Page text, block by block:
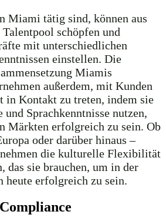
Miami tätig sind, können aus
schöpfen und
mit unterschiedlichen
einstellen. Die
Miamis
außerdem, mit Kunden
in Kontakt zu treten, indem sie
Sprachkenntnisse nutzen,
Märkten erfolgreich zu sein. Ob
oder darüber hinaus –
die kulturelle Flexibilität
das sie brauchen, um in der
heute erfolgreich zu sein.